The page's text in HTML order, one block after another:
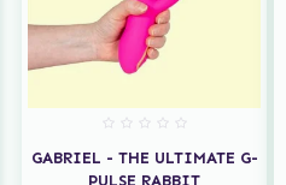
GABRIEL - THE ULTIMATE G-
PULSE RABBIT